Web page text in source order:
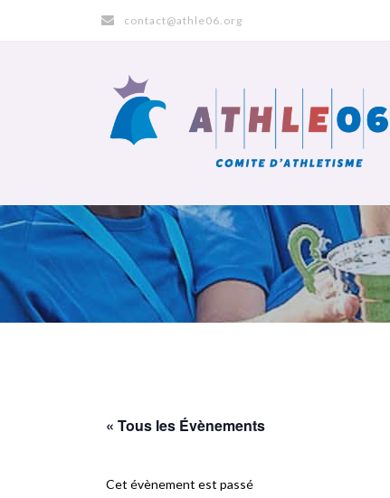
contact@athle06.org
« Tous les Évènements
Cet évènement est passé